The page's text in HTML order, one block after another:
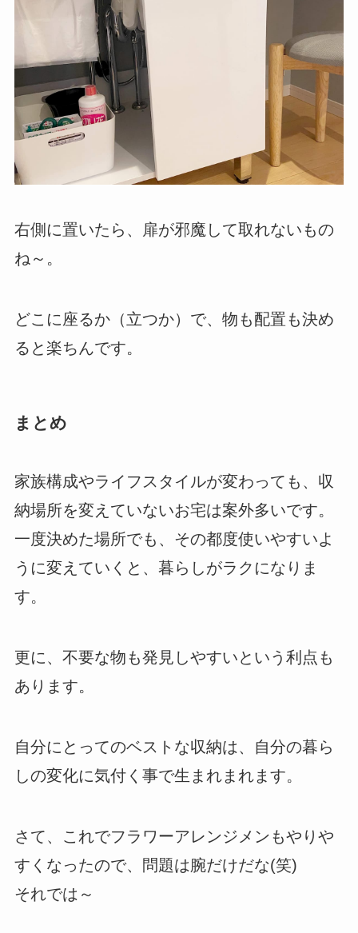
右側に置いたら、扉が邪魔して取れないもの
ね～。
どこに座るか（立つか）で、物も配置も決め
ると楽ちんです。
まとめ
家族構成やライフスタイルが変わっても、収
納場所を変えていないお宅は案外多いです。
一度決めた場所でも、その都度使いやすいよ
うに変えていくと、暮らしがラクになりま
す。
更に、不要な物も発見しやすいという利点も
あります。
自分にとってのベストな収納は、自分の暮ら
しの変化に気付く事で生まれまれます。
さて、これでフラワーアレンジメンもやりや
すくなったので、問題は腕だけだな(笑)
それでは～